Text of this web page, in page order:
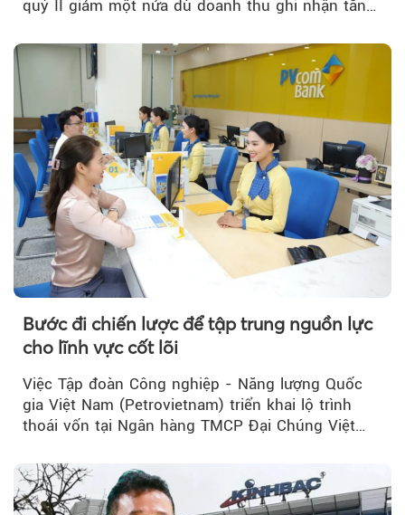
quý II giảm một nửa dù doanh thu ghi nhận tăng
Bước đi chiến lược để tập trung nguồn lực
cho lĩnh vực cốt lõi
Việc Tập đoàn Công nghiệp - Năng lượng Quốc
gia Việt Nam (Petrovietnam) triển khai lộ trình
thoái vốn tại Ngân hàng TMCP Đại Chúng Việt